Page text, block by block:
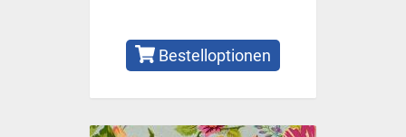
Bestelloptionen